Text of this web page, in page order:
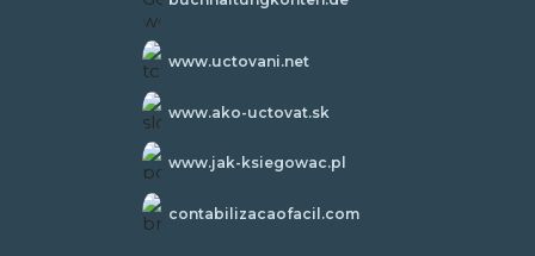
www.uctovani.net
www.ako-uctovat.sk
www.jak-ksiegowac.pl
contabilizacaofacil.com